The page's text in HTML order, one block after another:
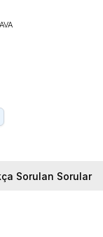
Sorulan Sorular